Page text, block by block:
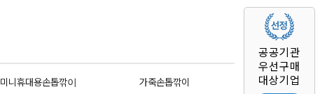
공공기관
우선구매
대상기업
미니휴대용손톱깎이
가죽손톱깎이